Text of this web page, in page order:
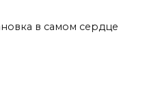
в самом сердце